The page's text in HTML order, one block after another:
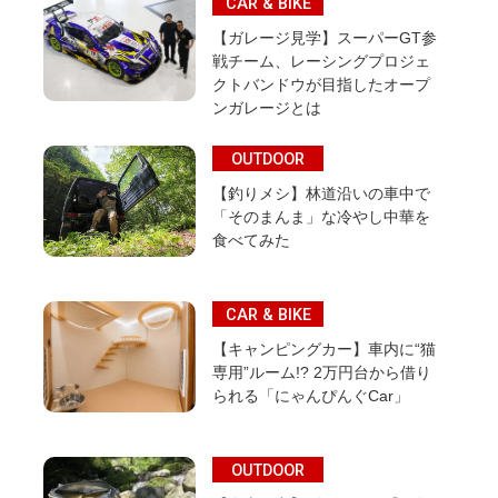
【ガレージ見学】スーパーGT参
戦チーム、レーシングプロジェ
クトバンドウが目指したオープ
ンガレージとは
OUTDOOR
【釣りメシ】林道沿いの車中で
「そのまんま」な冷やし中華を
食べてみた
CAR & BIKE
【キャンピングカー】車内に“猫
専用”ルーム!? 2万円台から借り
られる「にゃんぴんぐCar」
OUTDOOR